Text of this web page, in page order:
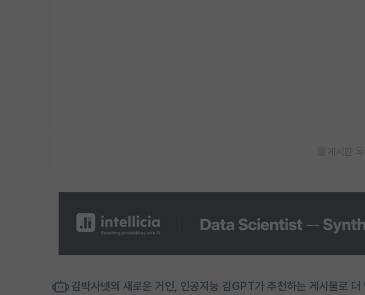
게시판
김박사넷의 새로운 거인, 인공지능 김GPT가 추천하는 게시물로 더